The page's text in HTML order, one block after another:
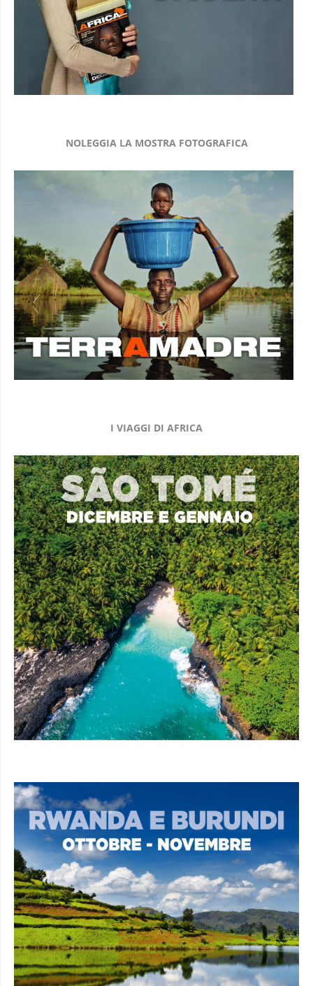
NOLEGGIA LA MOSTRA FOTOGRAFICA
I VIAGGI DI AFRICA